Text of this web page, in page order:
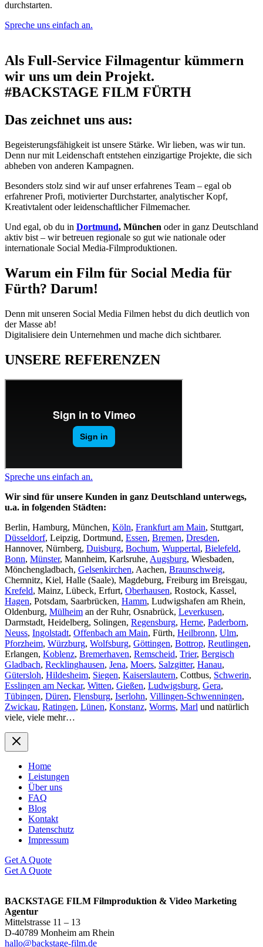
durchstarten.
Spreche uns einfach an.
Als Full-Service Filmagentur kümmern
wir uns um dein Projekt.
#BACKSTAGE FILM FÜRTH
Das zeichnet uns aus:
Begeisterungsfähigkeit ist unsere Stärke. Wir lieben, was wir tun.
Denn nur mit Leidenschaft entstehen einzigartige Projekte, die sich
abheben von anderen Kampagnen.
Besonders stolz sind wir auf unser erfahrenes Team – egal ob
erfahrener Profi, motivierter Durchstarter, analytischer Kopf,
Kreativtalent oder leidenschaftlicher Filmemacher.
Und egal, ob du in Dortmund, München oder in ganz Deutschland
aktiv bist – wir betreuen regionale so gut wie nationale oder
internationale Social Media-Filmproduktionen.
Warum ein Film für Social Media für
Fürth? Darum!
Denn mit unseren Social Media Filmen hebst du dich deutlich von
der Masse ab!
Digitalisiere dein Unternehmen und mache dich sichtbarer.
UNSERE REFERENZEN
Spreche uns einfach an.
Wir sind für unsere Kunden in ganz Deutschland unterwegs,
u.a. in folgenden Städten:
Berlin, Hamburg, München, Köln, Frankfurt am Main, Stuttgart,
Düsseldorf, Leipzig, Dortmund, Essen, Bremen, Dresden,
Hannover, Nürnberg, Duisburg, Bochum, Wuppertal, Bielefeld,
Bonn, Münster, Mannheim, Karlsruhe, Augsburg, Wiesbaden,
Mönchengladbach, Gelsenkirchen, Aachen, Braunschweig,
Chemnitz, Kiel, Halle (Saale), Magdeburg, Freiburg im Breisgau,
Krefeld, Mainz, Lübeck, Erfurt, Oberhausen, Rostock, Kassel,
Hagen, Potsdam, Saarbrücken, Hamm, Ludwigshafen am Rhein,
Oldenburg, Mülheim an der Ruhr, Osnabrück, Leverkusen,
Darmstadt, Heidelberg, Solingen, Regensburg, Herne, Paderborn,
Neuss, Ingolstadt, Offenbach am Main, Fürth, Heilbronn, Ulm,
Pforzheim, Würzburg, Wolfsburg, Göttingen, Bottrop, Reutlingen,
Erlangen, Koblenz, Bremerhaven, Remscheid, Trier, Bergisch
Gladbach, Recklinghausen, Jena, Moers, Salzgitter, Hanau,
Gütersloh, Hildesheim, Siegen, Kaiserslautern, Cottbus, Schwerin,
Esslingen am Neckar, Witten, Gießen, Ludwigsburg, Gera,
Tübingen, Düren, Flensburg, Iserlohn, Villingen-Schwenningen,
Zwickau, Ratingen, Lünen, Konstanz, Worms, Marl und natürlich
viele, viele mehr…
Home
Leistungen
Über uns
FAQ
Blog
Kontakt
Datenschutz
Impressum
Get A Quote
Get A Quote
BACKSTAGE FILM Filmproduktion & Video Marketing
Agentur
Mittelstrasse 11 – 13
D-40789 Monheim am Rhein
hallo@backstage-film.de